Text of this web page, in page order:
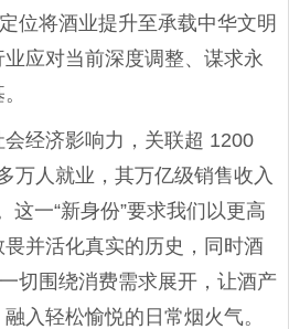
位将酒业提升至承载中华文明
应对当前深度调整、谋求永
经济影响力，关联超 1200
万人就业，其万亿级销售收入
这一“新身份”要求我们以更高
并活化真实的历史，同时酒
切围绕消费需求展开，让酒产
入轻松愉悦的日常烟火气。